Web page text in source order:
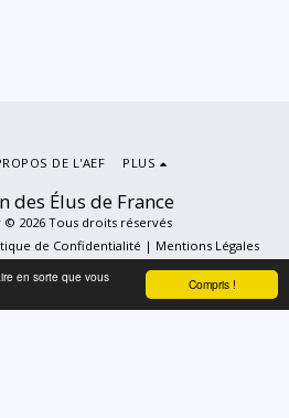
Compris !
en sorte que vous
des Élus de France
2026 Tous droits réservés
de Confidentialité | Mentions Légales
DE L'AEF PLUS